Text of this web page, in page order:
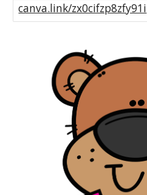
canva.link/zx0cifzp8zfy91i